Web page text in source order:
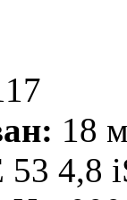
18
53 4,8